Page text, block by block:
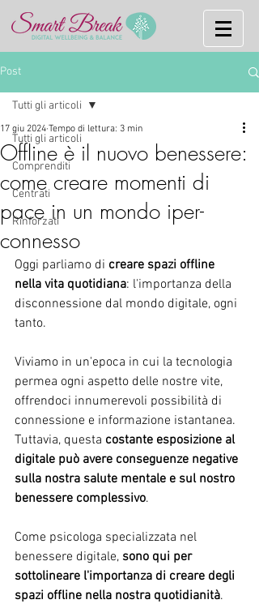
Post
Tutti gli articoli
Comprenditi
Centrati
Rinforzati
Tutti gli articoli
Offline è il nuovo benessere:
come creare momenti di
pace in un mondo iper-
connesso
17 giu 2024 Tempo di lettura: 3 min
Oggi parliamo di creare spazi offline
nella vita quotidiana: l'importanza della
disconnessione dal mondo digitale, ogni
tanto.
Viviamo in un'epoca in cui la tecnologia
permea ogni aspetto delle nostre vite,
offrendoci innumerevoli possibilità di
connessione e informazione istantanea.
Tuttavia, questa costante esposizione al
digitale può avere conseguenze negative
sulla nostra salute mentale e sul nostro
benessere complessivo.
Come psicologa specializzata nel
benessere digitale, sono qui per
sottolineare l'importanza di creare degli
spazi offline nella nostra quotidianità.